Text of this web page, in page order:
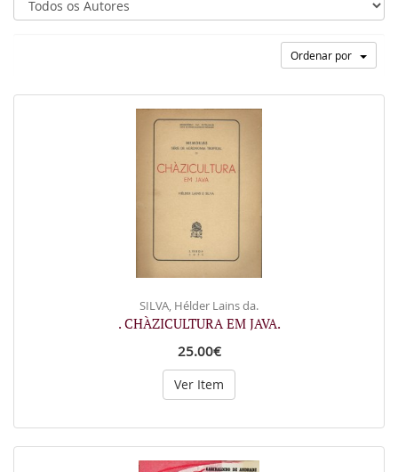
Ordenar por
SILVA, Hélder Lains da.
. CHÀZICULTURA EM JAVA.
25.00€
Ver Item